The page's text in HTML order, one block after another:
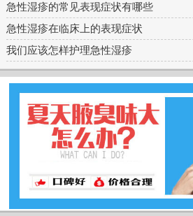
急性湿疹的常见表现症状有哪些
急性湿疹在临床上的表现症状
我们应该怎样护理急性湿疹